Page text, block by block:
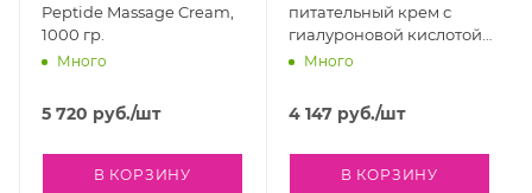
Peptide Massage Cream,
1000 гр.
Много
5 720 руб./шт
В КОРЗИНУ
питательный крем с
гиалуроновой кислотой
Holy Land Vitalise
Cream, 50 мл
Много
4 147 руб./шт
В КОРЗИНУ